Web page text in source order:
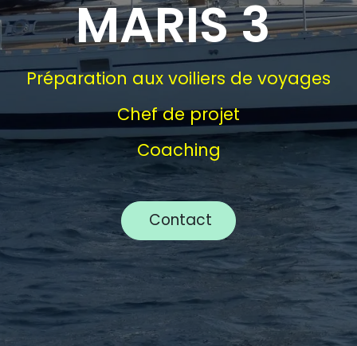
MARIS 3
​​Préparation aux voiliers de voyage​s​
Chef de projet​
Coaching​
Contact